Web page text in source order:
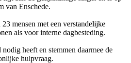
van Enschede.
mensen met een verstandelijke
als voor interne dagbesteding.
heeft en stemmen daarmee de
hulpvraag.